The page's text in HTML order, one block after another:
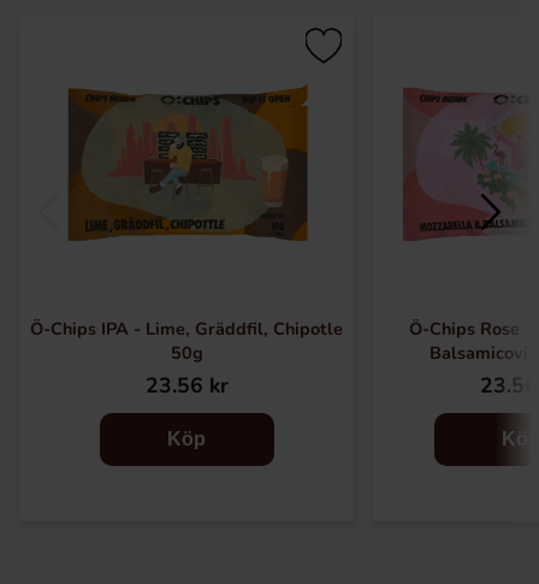
Ö-Chips IPA - Lime, Gräddfil, Chipotle
50g
23.56 kr
Köp
Ö-Chips Rose
Köp